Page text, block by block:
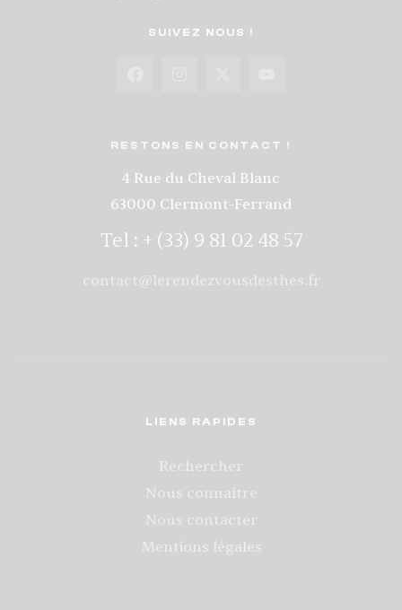
SUIVEZ NOUS !
LIENS RAPIDES
Rechercher
Nous connaître
Nous contacter
Mentions légales
RESTONS EN CONTACT !
4 Rue du Cheval Blanc
63000 Clermont-Ferrand
Tel : + (33) 9 81 02 48 57
contact@lerendezvousdesthes.fr